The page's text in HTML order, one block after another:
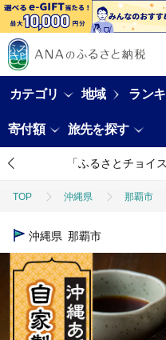
カテゴリ 地域 ラン
寄付額 旅先を探す
「ふるさとチョイ
TOP 沖縄県 那覇市
TOP
沖縄県 那覇市